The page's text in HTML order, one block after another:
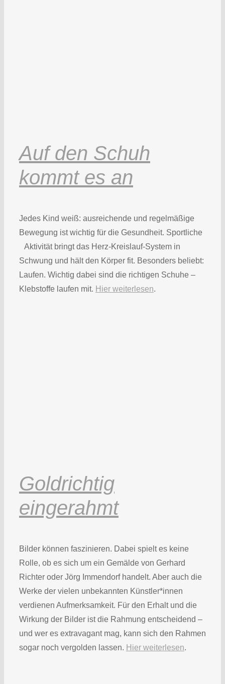
Auf den Schuh
kommt es an
Jedes Kind weiß: ausreichende und regelmäßige
Bewegung ist wichtig für die Gesundheit. Sportliche
Aktivität bringt das Herz-Kreislauf-System in
Schwung und hält den Körper fit. Besonders beliebt:
Laufen. Wichtig dabei sind die richtigen Schuhe –
Klebstoffe laufen mit. Hier weiterlesen.
Goldrichtig
eingerahmt
Bilder können faszinieren. Dabei spielt es keine
Rolle, ob es sich um ein Gemälde von Gerhard
Richter oder Jörg Immendorf handelt. Aber auch die
Werke der vielen unbekannten Künstler*innen
verdienen Aufmerksamkeit. Für den Erhalt und die
Wirkung der Bilder ist die Rahmung entscheidend –
und wer es extravagant mag, kann sich den Rahmen
sogar noch vergolden lassen. Hier weiterlesen.